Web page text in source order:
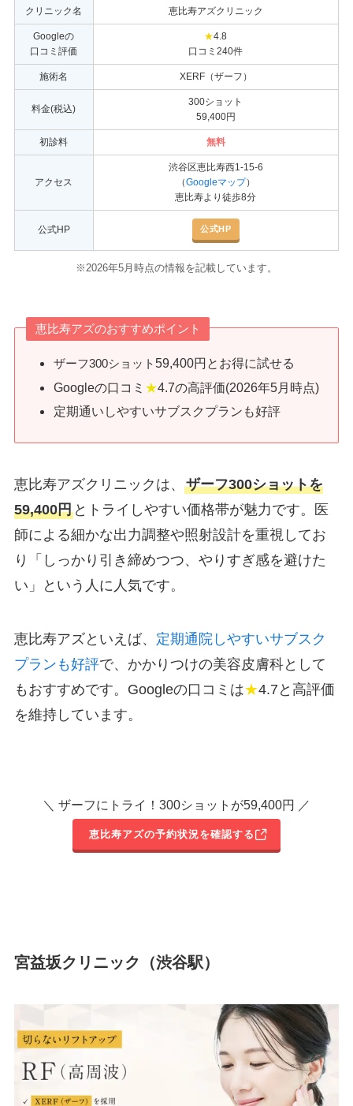
クリニック名 恵比寿アズクリニック
Googleの
口コミ評価
★4.8
口コミ240件
施術名 XERF（ザーフ）
料金(税込)
300ショット
59,400円
初診料 無料
アクセス
渋谷区恵比寿西1-15-6
（Googleマップ）
恵比寿より徒歩8分
公式HP 公式HP
※2026年5月時点の情報を記載しています。
恵比寿アズのおすすめポイント
ザーフ300ショット59,400円とお得に試せる
Googleの口コミ ★4.7の高評価(2026年5月時点)
定期通いしやすいサブスクプランも好評
恵比寿アズクリニックは、 ザーフ300ショットを
59,400円とトライしやすい価格帯が魅力です。医
師による細かな出力調整や照射設計を重視してお
り「しっかり引き締めつつ、やりすぎ感を避けた
い」という人に人気です。
恵比寿アズといえば、 定期通院しやすいサブスク
プランも好評で、かかりつけの美容皮膚科として
もおすすめです。Googleの口コミは★4.7と高評価
を維持しています。
＼ ザーフにトライ！300ショットが59,400円 ／
恵比寿アズの予約状況を確認する
宮益坂クリニック（渋谷駅）